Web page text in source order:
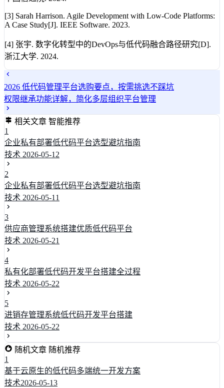
[3] Sarah Harrison. Agile Development with Low-Code Platforms:
A Case Study[J]. IEEE Software. 2023.
[4] 张宇. 数字化转型中的DevOps与低代码融合路径研究[D].
浙江大学. 2024.
2026 低代码管理平台选购要点，按需挑选不踩坑
权限继承功能详解，简化多层组织平台管理
相关文章 智能推荐
1
企业私有部署低代码平台选型避坑指南
技术 2026-05-12
2
企业私有部署低代码平台选型避坑指南
技术 2026-05-11
3
供应商管理系统搭建优质低代码平台
技术 2026-05-21
4
私有化部署低代码开发平台搭建全过程
技术 2026-05-22
5
进销存管理系统低代码开发平台搭建
技术 2026-05-22
随机文章 随机推荐
1
基于云原生的低代码多端统一开发方案
技术2026-05-13